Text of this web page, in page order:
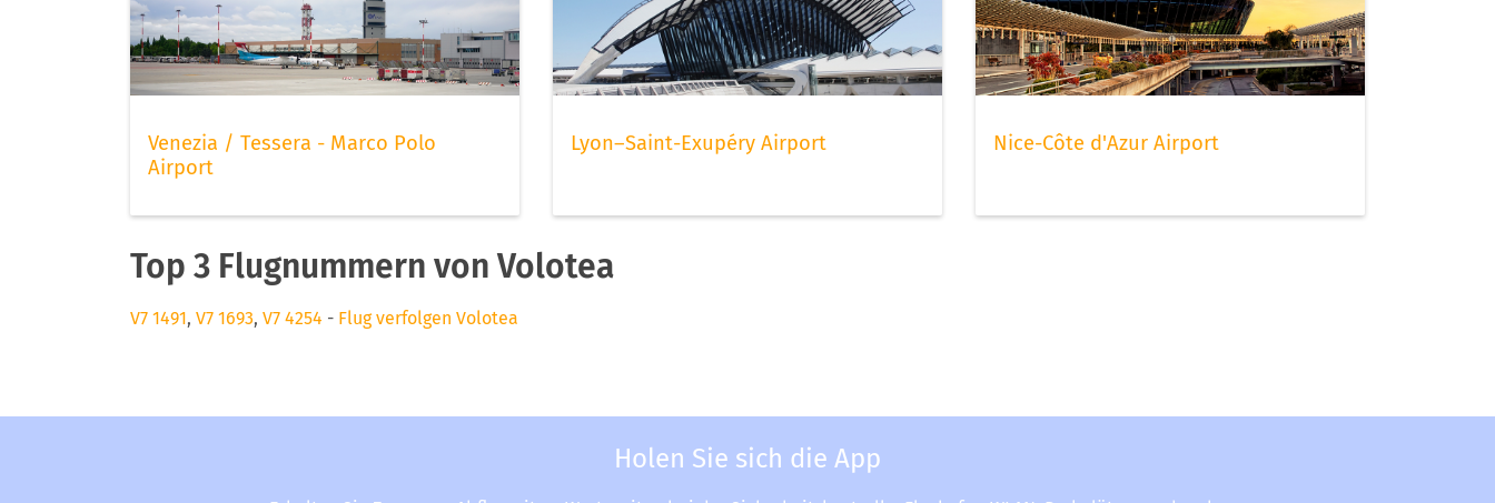
Venezia / Tessera - Marco Polo
Airport
Lyon–Saint-Exupéry Airport Nice-Côte d'Azur Airport
Top 3 Flugnummern von Volotea
V7 1491, V7 1693, V7 4254 - Flug verfolgen Volotea
Holen Sie sich die App